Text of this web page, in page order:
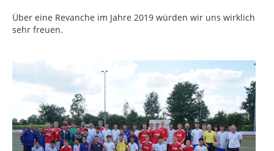
Über eine Revanche im Jahre 2019 würden wir uns wirklich
sehr freuen.